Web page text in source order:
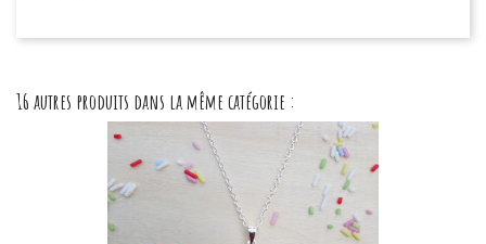
16 autres produits dans la même catégorie :